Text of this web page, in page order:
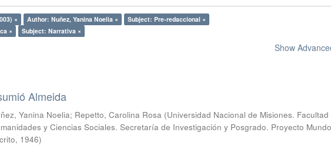
× Author: Nuñez, Yanina Noelia ×
Subject: Pre-redaccional ×
×
Subject: Narrativa ×
Show
Almeida
Yanina Noelia; Repetto, Carolina Rosa (Universidad Nacional de Misiones. Facultad
y Ciencias Sociales. Secretaría de Investigación y Posgrado. Proyecto Mundo
, 1946)